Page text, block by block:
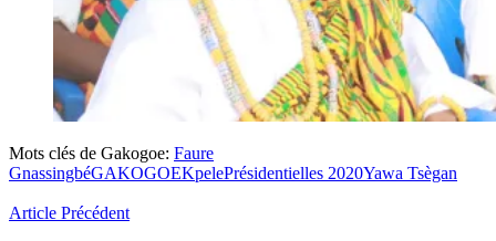
Mots clés de Gakogoe: Faure
GnassingbéGAKOGOEKpelePrésidentielles 2020Yawa Tsègan
Article Précédent